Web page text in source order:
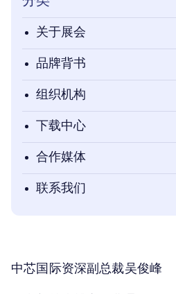
关于展会
品牌背书
组织机构
下载中心
合作媒体
联系我们
中芯国际资深副总裁吴俊峰